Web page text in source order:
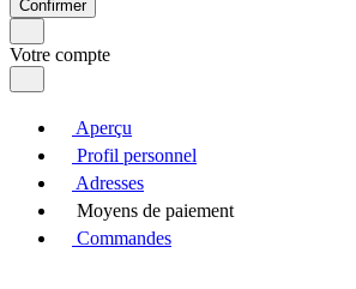
Confirmer
Votre compte
Aperçu
Profil personnel
Adresses
Moyens de paiement
Commandes